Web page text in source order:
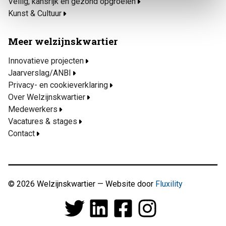
Kunst & Cultuur
Meer welzijnskwartier
Innovatieve projecten
Jaarverslag/ANBI
Privacy- en cookieverklaring
Over Welzijnskwartier
Medewerkers
Vacatures & stages
Contact
© 2026 Welzijnskwartier — Website door Fluxility